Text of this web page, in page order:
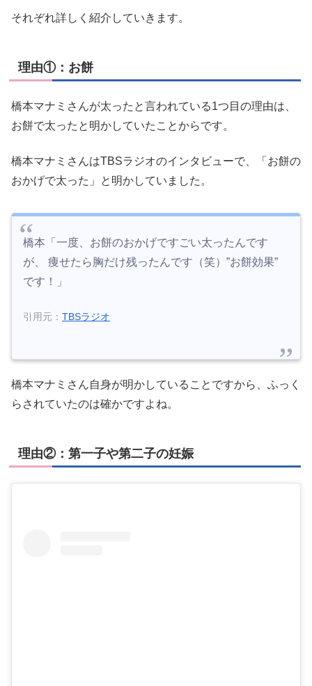
それぞれ詳しく紹介していきます。
理由①：お餅
橋本マナミさんが太ったと言われている1つ目の理由は、
お餅で太ったと明かしていたことからです。
橋本マナミさんはTBSラジオのインタビューで、「お餅の
おかげで太った」と明かしていました。
橋本「一度、お餅のおかげですごい太ったんです
が、 痩せたら胸だけ残ったんです（笑）”お餅効果”
です！」
引用元： TBSラジオ
橋本マナミさん自身が明かしていることですから、ふっく
らされていたのは確かですよね。
理由②：第一子や第二子の妊娠